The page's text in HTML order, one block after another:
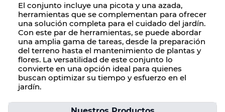
El conjunto incluye una picota y una azada,
herramientas que se complementan para ofrecer
una solución completa para el cuidado del jardín.
Con este par de herramientas, se puede abordar
una amplia gama de tareas, desde la preparación
del terreno hasta el mantenimiento de plantas y
flores. La versatilidad de este conjunto lo
convierte en una opción ideal para quienes
buscan optimizar su tiempo y esfuerzo en el
jardín.